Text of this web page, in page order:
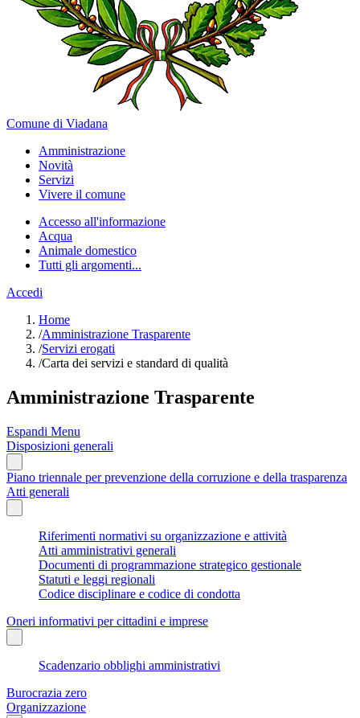
Comune di Viadana
Amministrazione
Novità
Servizi
Vivere il comune
Accesso all'informazione
Acqua
Animale domestico
Tutti gli argomenti...
Accedi
Home
/Amministrazione Trasparente
/Servizi erogati
/Carta dei servizi e standard di qualità
Amministrazione Trasparente
Espandi Menu
Disposizioni generali
Piano triennale per prevenzione della corruzione e della trasparenza
Atti generali
Riferimenti normativi su organizzazione e attività
Atti amministrativi generali
Documenti di programmazione strategico gestionale
Statuti e leggi regionali
Codice disciplinare e codice di condotta
Oneri informativi per cittadini e imprese
Scadenzario obblighi amministrativi
Burocrazia zero
Organizzazione